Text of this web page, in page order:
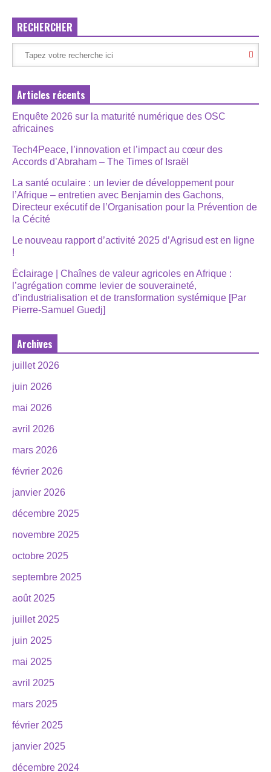
RECHERCHER
Articles récents
Enquête 2026 sur la maturité numérique des OSC
africaines
Tech4Peace, l’innovation et l’impact au cœur des
Accords d’Abraham – The Times of Israël
La santé oculaire : un levier de développement pour
l’Afrique – entretien avec Benjamin des Gachons,
Directeur exécutif de l’Organisation pour la Prévention de
la Cécité
Le nouveau rapport d’activité 2025 d’Agrisud est en ligne
!
Éclairage | Chaînes de valeur agricoles en Afrique :
l’agrégation comme levier de souveraineté,
d’industrialisation et de transformation systémique [Par
Pierre-Samuel Guedj]
Archives
juillet 2026
juin 2026
mai 2026
avril 2026
mars 2026
février 2026
janvier 2026
décembre 2025
novembre 2025
octobre 2025
septembre 2025
août 2025
juillet 2025
juin 2025
mai 2025
avril 2025
mars 2025
février 2025
janvier 2025
décembre 2024